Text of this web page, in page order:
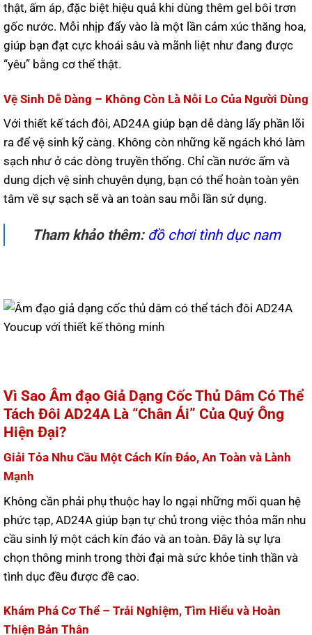
thật, ấm áp, đặc biệt hiệu quả khi dùng thêm gel bôi trơn
gốc nước. Mỗi nhịp đẩy vào là một lần cảm xúc thăng hoa,
giúp bạn đạt cực khoái sâu và mãnh liệt như đang được
“yêu” bằng cơ thể thật.
Vệ Sinh Dễ Dàng – Không Còn Là Nỗi Lo Của Người Dùng
Với thiết kế tách đôi, AD24A giúp bạn dễ dàng lấy phần lõi
ra để vệ sinh kỹ càng. Không còn những kẽ ngách khó làm
sạch như ở các dòng truyền thống. Chỉ cần nước ấm và
dung dịch vệ sinh chuyên dụng, bạn có thể hoàn toàn yên
tâm về sự sạch sẽ và an toàn sau mỗi lần sử dụng.
Tham khảo thêm: đồ chơi tình dục nam
Vì Sao Âm đạo Giả Dạng Cốc Thủ Dâm Có Thể
Tách Đôi AD24A Là “Chân Ái” Của Quý Ông
Hiện Đại?
Giải Tỏa Nhu Cầu Một Cách Kín Đáo, An Toàn và Lành
Mạnh
Không cần phải phụ thuộc hay lo ngại những mối quan hệ
phức tạp, AD24A giúp bạn tự chủ trong việc thỏa mãn nhu
cầu sinh lý một cách kín đáo và an toàn. Đây là sự lựa
chọn thông minh trong thời đại mà sức khỏe tinh thần và
tình dục đều được đề cao.
Khám Phá Cơ Thể – Trải Nghiệm, Tìm Hiểu và Hoàn
Thiện Bản Thân